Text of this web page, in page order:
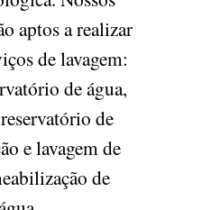
aptos a realizar
de lavagem:
de água,
de
e lavagem de
de